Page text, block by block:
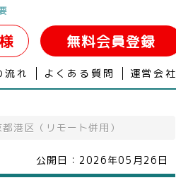
無料会員登録
流れ よくある質問 運営会社
港区（リモート併用）
公開日： 2026年05月26日